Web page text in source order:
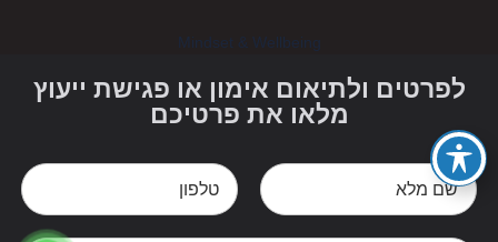
Mindset & Wellbeing
לפרטים ולתיאום אימון או פגישת ייעוץ
מלאו את פרטיכם